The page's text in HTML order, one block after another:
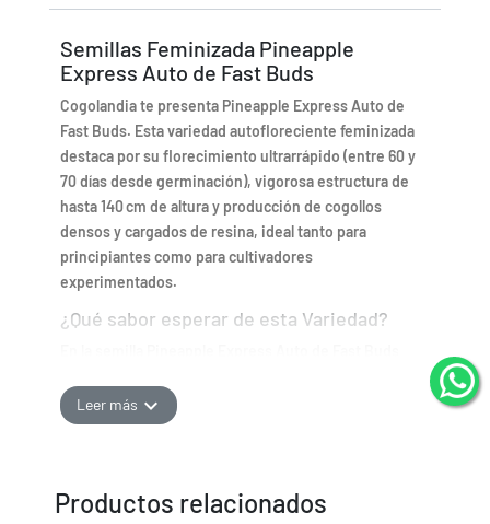
Semillas Feminizada Pineapple
Express Auto de Fast Buds
Cogolandia te presenta Pineapple Express Auto de
Fast Buds. Esta variedad autofloreciente feminizada
destaca por su florecimiento ultrarrápido (entre 60 y
70 días desde germinación), vigorosa estructura de
hasta 140 cm de altura y producción de cogollos
densos y cargados de resina, ideal tanto para
principiantes como para cultivadores
experimentados.
¿Qué sabor esperar de esta Variedad?
intensamente dulce, dominado por piña fresca,
cítricos azucarados y matices florales y frutales
¿Cómo cultivar esta semilla de cannabis?
Leer más expand_more
Productos relacionados